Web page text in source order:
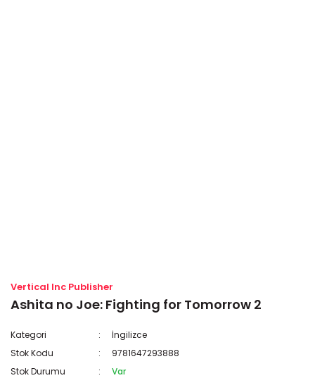
Vertical Inc Publisher
Ashita no Joe: Fighting for Tomorrow 2
Kategori
İngilizce
Stok Kodu
9781647293888
Stok Durumu
Var